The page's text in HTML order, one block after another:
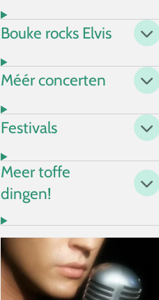
Bouke rocks Elvis
Méér concerten
Festivals
Meer toffe
dingen!